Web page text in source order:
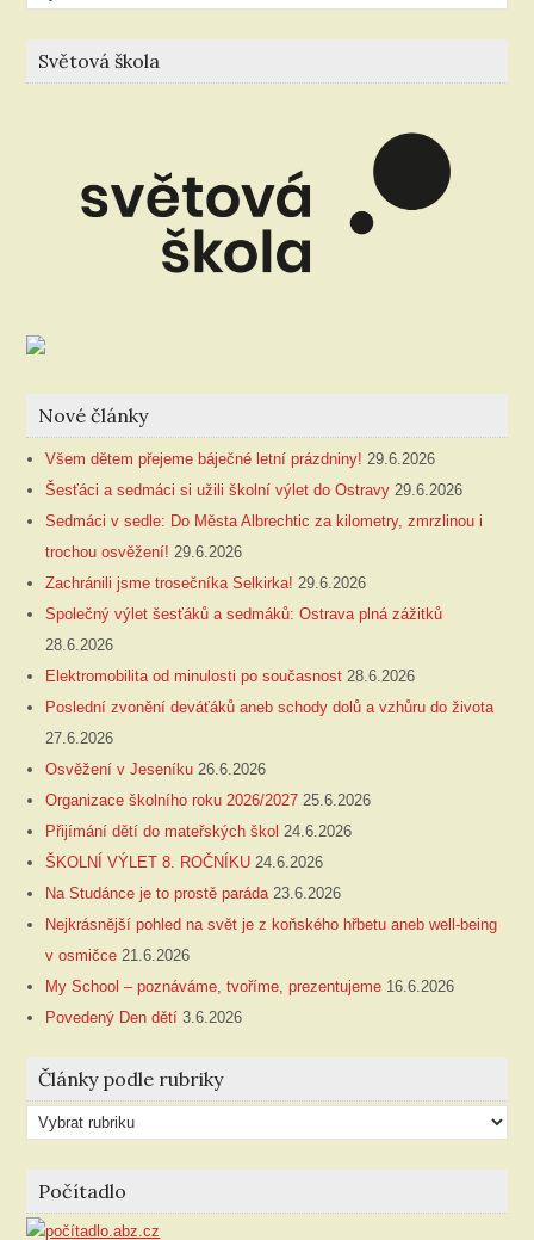
článků
Světová škola
Nové články
Všem dětem přejeme báječné letní prázdniny! 29.6.2026
Šesťáci a sedmáci si užili školní výlet do Ostravy 29.6.2026
Sedmáci v sedle: Do Města Albrechtic za kilometry, zmrzlinou i
trochou osvěžení! 29.6.2026
Zachránili jsme trosečníka Selkirka! 29.6.2026
Společný výlet šesťáků a sedmáků: Ostrava plná zážitků
28.6.2026
Elektromobilita od minulosti po současnost 28.6.2026
Poslední zvonění deváťáků aneb schody dolů a vzhůru do života
27.6.2026
Osvěžení v Jeseníku 26.6.2026
Organizace školního roku 2026/2027 25.6.2026
Přijímání dětí do mateřských škol 24.6.2026
ŠKOLNÍ VÝLET 8. ROČNÍKU 24.6.2026
Na Studánce je to prostě paráda 23.6.2026
Nejkrásnější pohled na svět je z koňského hřbetu aneb well-being
v osmičce 21.6.2026
My School – poznáváme, tvoříme, prezentujeme 16.6.2026
Povedený Den dětí 3.6.2026
Články podle rubriky
Články
podle
rubriky
Počítadlo